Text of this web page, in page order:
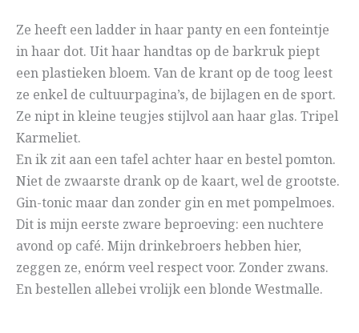
Ze heeft een ladder in haar panty en een fonteintje
in haar dot. Uit haar handtas op de barkruk piept
een plastieken bloem. Van de krant op de toog leest
ze enkel de cultuurpagina’s, de bijlagen en de sport.
Ze nipt in kleine teugjes stijlvol aan haar glas. Tripel
Karmeliet.
En ik zit aan een tafel achter haar en bestel pomton.
Niet de zwaarste drank op de kaart, wel de grootste.
Gin-tonic maar dan zonder gin en met pompelmoes.
Dit is mijn eerste zware beproeving: een nuchtere
avond op café. Mijn drinkebroers hebben hier,
zeggen ze, enórm veel respect voor. Zonder zwans.
En bestellen allebei vrolijk een blonde Westmalle.